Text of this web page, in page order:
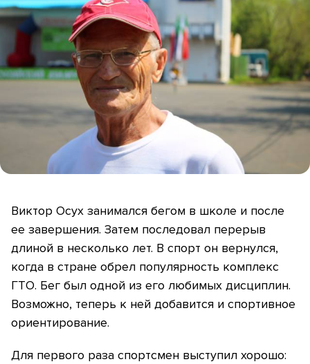
Виктор Осух занимался бегом в школе и после
ее завершения. Затем последовал перерыв
длиной в несколько лет. В спорт он вернулся,
когда в стране обрел популярность комплекс
ГТО. Бег был одной из его любимых дисциплин.
Возможно, теперь к ней добавится и спортивное
ориентирование.
Для первого раза спортсмен выступил хорошо: